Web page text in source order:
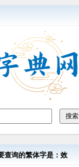
查询的繁体字是：效